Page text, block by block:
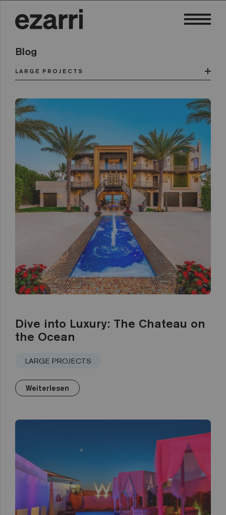
Blog
LARGE PROJECTS
Dive into Luxury: The Chateau on
the Ocean
LARGE PROJECTS
Weiterlesen